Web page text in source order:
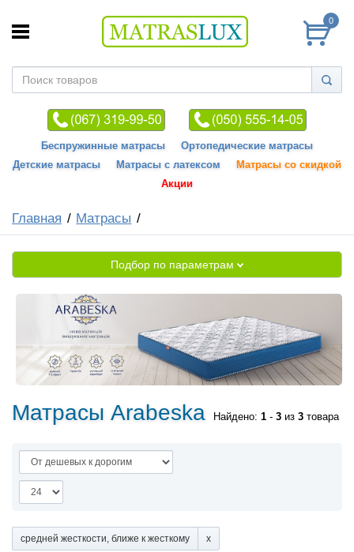
0
Беспружинные матрасы
Ортопедические матрасы
Детские матрасы
Матрасы с латексом
Матрасы со скидкой
Акции
Главная Матрасы
Подбор по параметрам
Матрасы Arabeska Найдено: 1 - 3 из 3 товара
средней жесткости, ближе к жесткому